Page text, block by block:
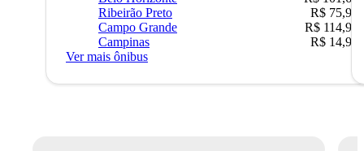
Ribeirão Preto
R$ 75,90
Campo Grande
R$ 114,90
Campinas
R$ 14,90
Ver mais ônibus